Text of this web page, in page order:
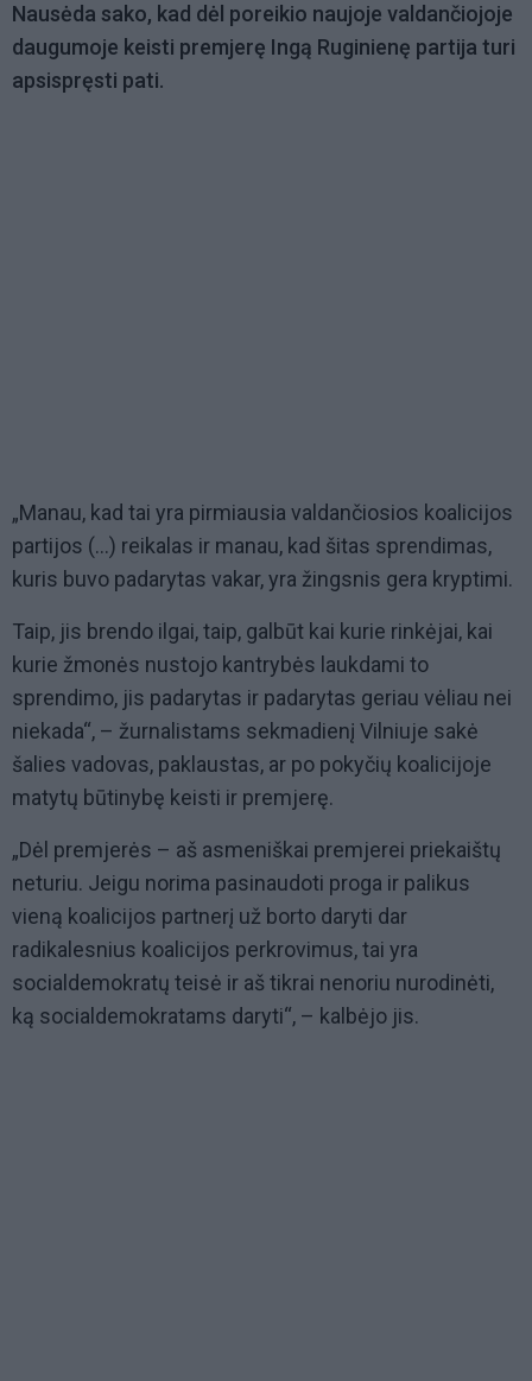
Nausėda sako, kad dėl poreikio naujoje valdančiojoje
daugumoje keisti premjerę Ingą Ruginienę partija turi
apsispręsti pati.
„Manau, kad tai yra pirmiausia valdančiosios koalicijos
partijos (…) reikalas ir manau, kad šitas sprendimas,
kuris buvo padarytas vakar, yra žingsnis gera kryptimi.
Taip, jis brendo ilgai, taip, galbūt kai kurie rinkėjai, kai
kurie žmonės nustojo kantrybės laukdami to
sprendimo, jis padarytas ir padarytas geriau vėliau nei
niekada“, – žurnalistams sekmadienį Vilniuje sakė
šalies vadovas, paklaustas, ar po pokyčių koalicijoje
matytų būtinybę keisti ir premjerę.
„Dėl premjerės – aš asmeniškai premjerei priekaištų
neturiu. Jeigu norima pasinaudoti proga ir palikus
vieną koalicijos partnerį už borto daryti dar
radikalesnius koalicijos perkrovimus, tai yra
socialdemokratų teisė ir aš tikrai nenoriu nurodinėti,
ką socialdemokratams daryti“, – kalbėjo jis.